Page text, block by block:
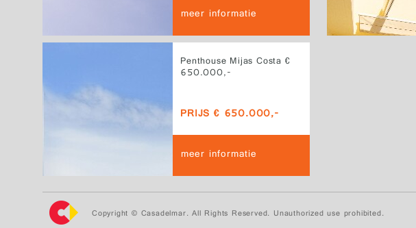
meer informatie
Penthouse Mijas Costa €
650.000,-
PRIJS € 650.000,-
meer informatie
Copyright © Casadelmar. All Rights Reserved. Unauthorized use prohibited.